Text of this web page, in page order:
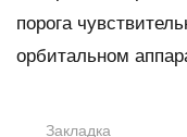
порога
орбитальном
Закладка